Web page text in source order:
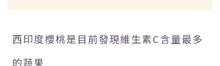
西印度櫻桃是目前發現維生素C含量最多
的蔬果